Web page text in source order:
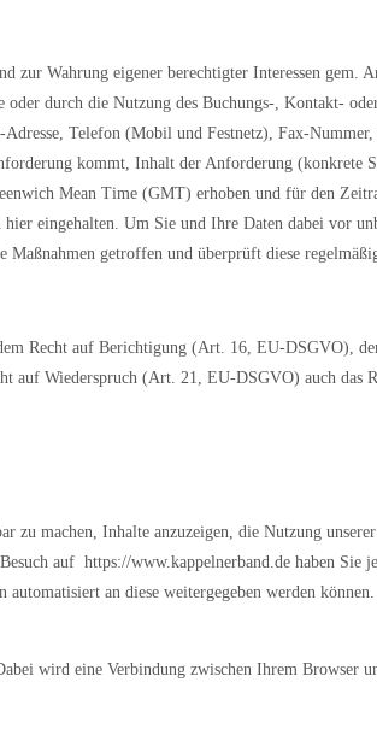
Wahrung eigener berechtigter Interessen gem.
durch die Nutzung des Buchungs-, Kontakt-
Telefon (Mobil und Festnetz), Fax-
kommt, Inhalt der Anforderung
Mean Time (GMT) erhoben und für den
eingehalten. Um Sie und Ihre Daten dabei vor
Maßnahmen getroffen und überprüft diese
Recht auf Berichtigung (Art. 16, EU-DSGVO),
auf Wiederspruch (Art. 21, EU-DSGVO) auch
machen, Inhalte anzuzeigen, die Nutzung
auf https://www.kappelnerband.de haben
an diese weitergegeben werden können.
wird eine Verbindung zwischen Ihrem Browser